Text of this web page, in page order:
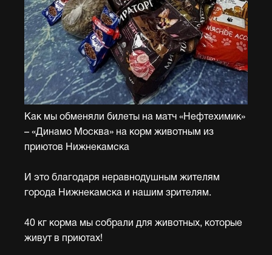
Как мы обменяли билеты на матч «Нефтехимик»
– «Динамо Москва» на корм животным из
приютов Нижнекамска
И это благодаря неравнодушным жителям
города Нижнекамска и нашим зрителям.
40 кг корма мы собрали для животных, которые
живут в приютах!